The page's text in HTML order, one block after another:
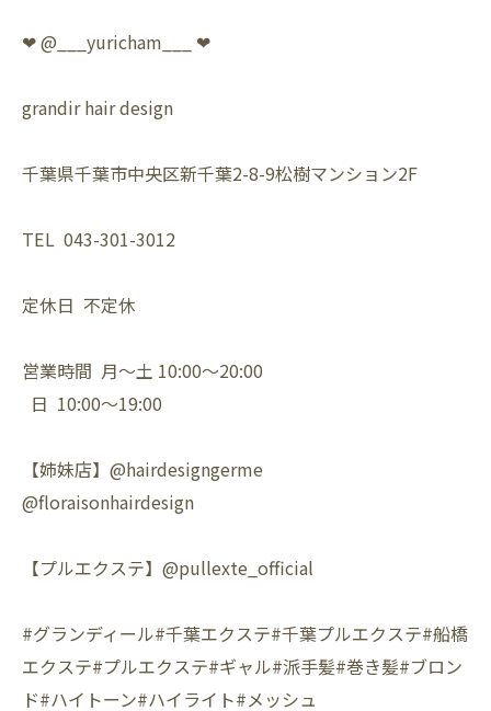
❤︎ @___yuricham___ ❤︎
grandir hair design
千葉県千葉市中央区新千葉2-8-9松樹マンション2F
TEL 043-301-3012
定休日 不定休
営業時間 月〜土 10:00〜20:00
日 10:00〜19:00
【姉妹店】@hairdesigngerme
@floraisonhairdesign
【プルエクステ】@pullexte_official
#グランディール#千葉エクステ#千葉プルエクステ#船橋
エクステ#プルエクステ#ギャル#派手髪#巻き髪#ブロン
ド#ハイトーン#ハイライト#メッシュ